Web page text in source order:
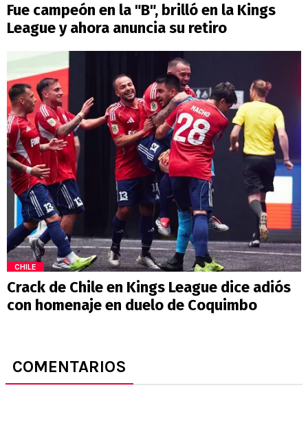
Fue campeón en la "B", brilló en la Kings
League y ahora anuncia su retiro
CHILE
Crack de Chile en Kings League dice adiós
con homenaje en duelo de Coquimbo
COMENTARIOS